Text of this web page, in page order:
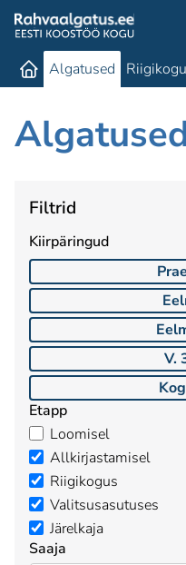
Algatused Riigikogu
Filtrid
Kiirpäringud
V.
Etapp
Loomisel
Allkirjastamisel
Riigikogus
Valitsusasutuses
Järelkaja
Saaja